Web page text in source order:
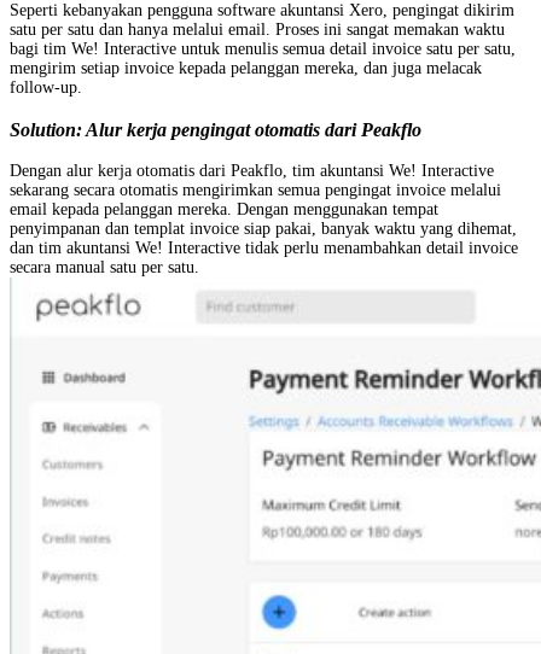
Seperti kebanyakan pengguna software akuntansi Xero, pengingat dikirim
satu per satu dan hanya melalui email. Proses ini sangat memakan waktu
bagi tim We! Interactive untuk menulis semua detail invoice satu per satu,
mengirim setiap invoice kepada pelanggan mereka, dan juga melacak
follow-up.
Solution:Alur kerja pengingat otomatis dari Peakflo
Dengan alur kerja otomatis dari Peakflo, tim akuntansi We! Interactive
sekarang secara otomatis mengirimkan semua pengingat invoice melalui
email kepada pelanggan mereka. Dengan menggunakan tempat
penyimpanan dan templat invoice siap pakai, banyak waktu yang dihemat,
dan tim akuntansi We! Interactive tidak perlu menambahkan detail invoice
secara manual satu per satu.